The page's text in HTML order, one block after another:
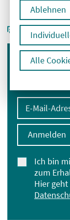
Ablehnen
Alle
Immer
E-Mail-Adresse
Ich bin
zum
Hier
Anmelden